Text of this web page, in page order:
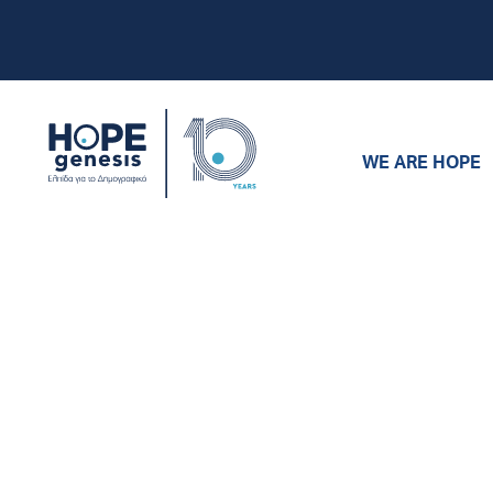
WE ARE HOPE